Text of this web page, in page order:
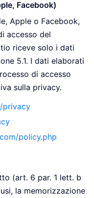
Facebook)
Apple o Facebook,
accesso del
riceve solo i dati
5.1. I dati elaborati
di accesso
sulla privacy.
privacy
policy.php
(art. 6 par. 1 lett. b
la memorizzazione